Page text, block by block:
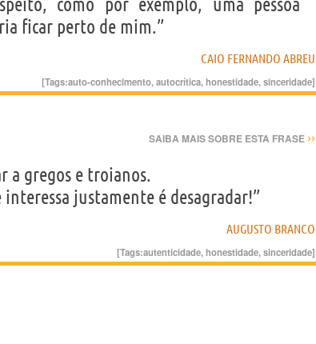
como por exemplo, uma pessoa
ficar perto de mim.”
CAIO FERNANDO ABREU
[Tags:auto-conhecimento,autocrítica,honestidade,sinceridade]
SAIBA MAIS SOBRE ESTA FRASE ››
a gregos e troianos.
justamente é desagradar!”
AUGUSTO BRANCO
[Tags:autenticidade,honestidade,sinceridade]